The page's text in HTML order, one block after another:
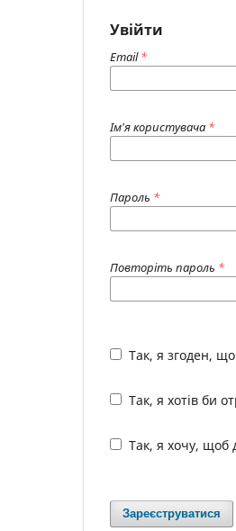
Увійти
Email*
Ім'я користувача *
Пароль *
Повторіть пароль *
Так, я згоден, що
Так, я хотів би
Так, я хочу, щоб
Зареєструватися